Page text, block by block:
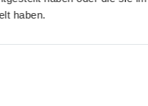
haben.